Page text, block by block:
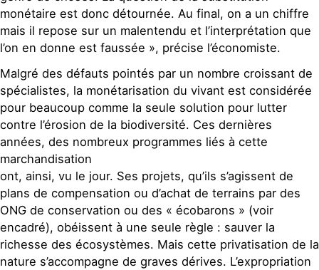
monétaire est donc détournée. Au final, on a un chiffre
mais il repose sur un malentendu et l’interprétation que
l’on en donne est faussée », précise l’économiste.
Malgré des défauts pointés par un nombre croissant de
spécialistes, la monétarisation du vivant est considérée
pour beaucoup comme la seule solution pour lutter
contre l’érosion de la biodiversité. Ces dernières
années, des nombreux programmes liés à cette
marchandisation
ont, ainsi, vu le jour. Ses projets, qu’ils s’agissent de
plans de compensation ou d’achat de terrains par des
ONG de conservation ou des « écobarons » (voir
encadré), obéissent à une seule règle : sauver la
richesse des écosystèmes. Mais cette privatisation de la
nature s’accompagne de graves dérives. L’expropriation